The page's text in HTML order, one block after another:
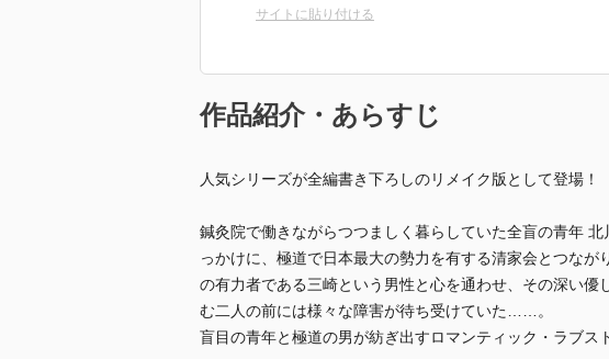
サイトに貼り付ける
作品紹介・あらすじ
人気シリーズが全編書き下ろしのリメイク版として登場
鍼灸院で働きながらつつましく暮らしていた全盲の青年
っかけに、極道で日本最大の勢力を有する清家会とつな
の有力者である三崎という男性と心を通わせ、その深い
む二人の前には様々な障害が待ち受けていた……。
盲目の青年と極道の男が紡ぎ出すロマンティック・ラブス